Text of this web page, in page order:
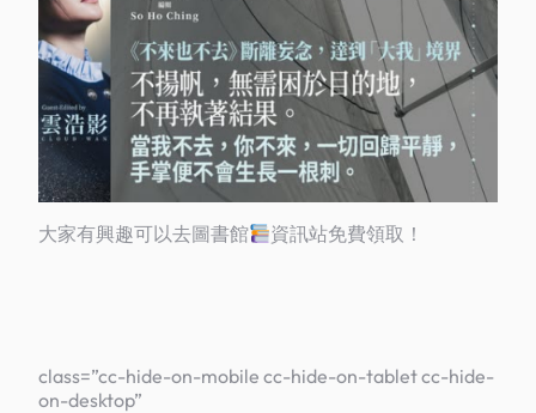
大家有興趣可以去圖書館 資訊站免費領取！
class=”cc-hide-on-mobile cc-hide-on-tablet cc-hide-
on-desktop”